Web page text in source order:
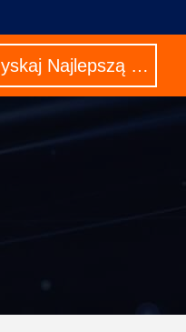
Uzyskaj Najlepszą Cenę